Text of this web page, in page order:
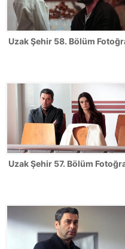
Uzak Şehir 58. Bölüm
Uzak Şehir 57. Bölüm